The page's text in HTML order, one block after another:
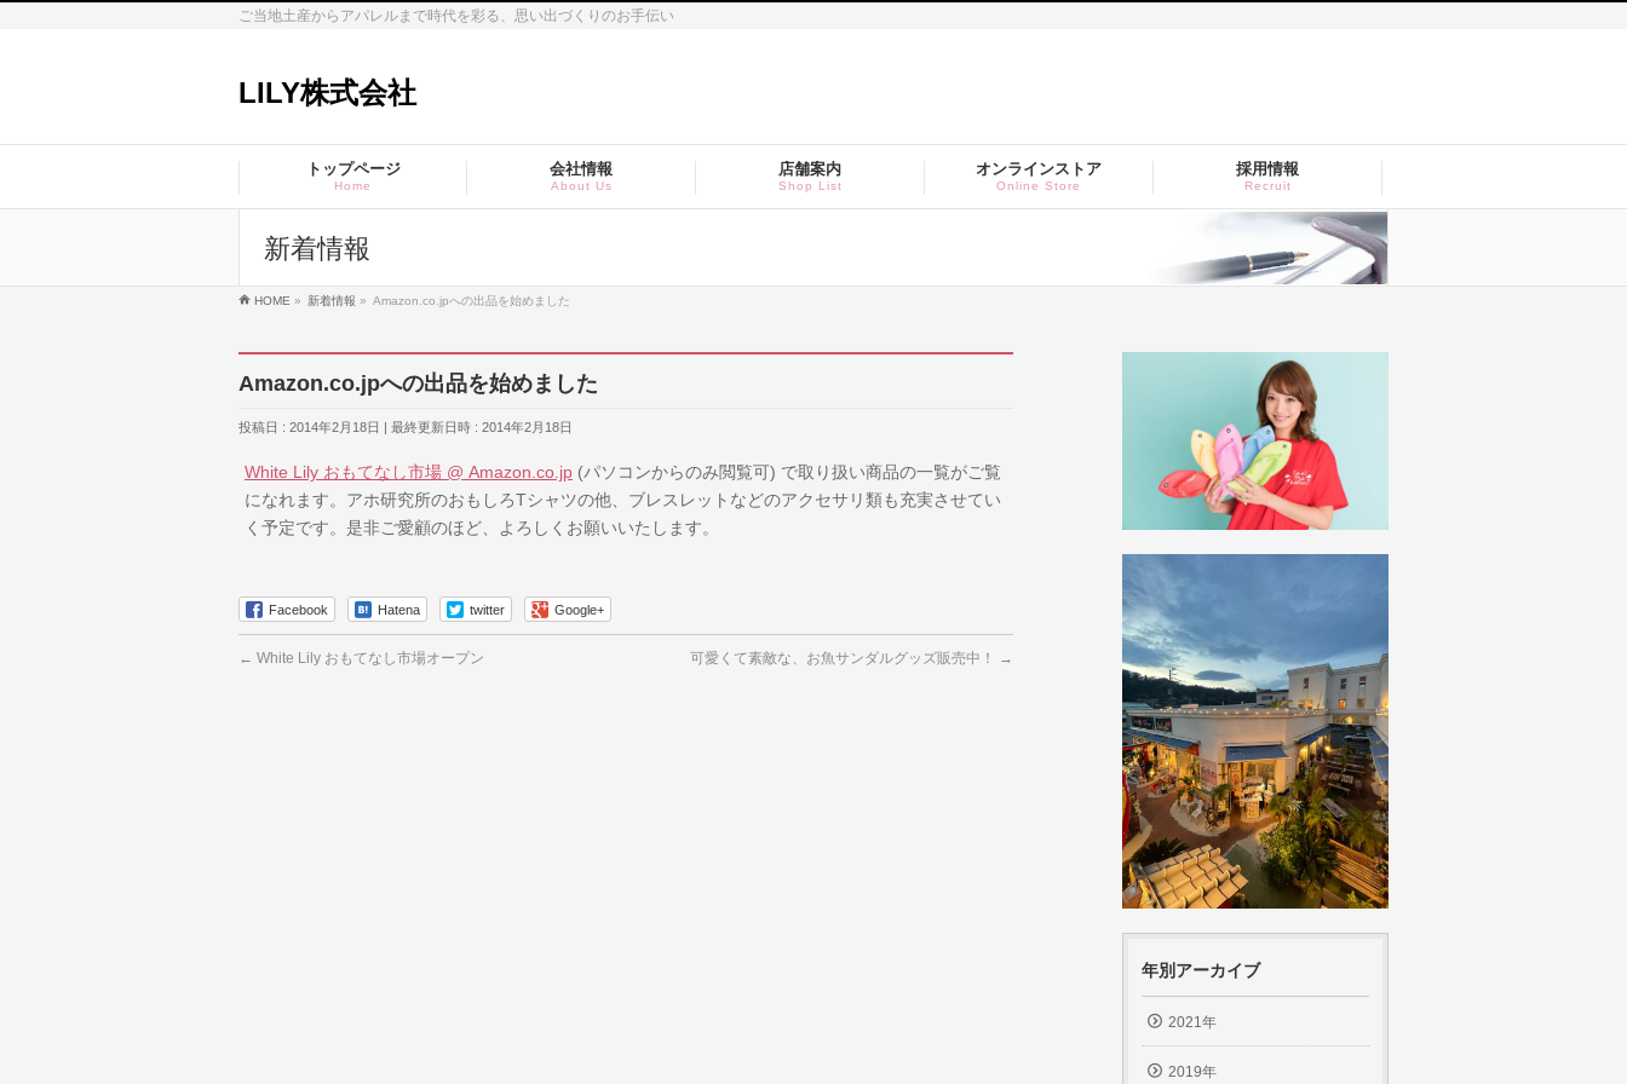
ご当地土産からアパレルまで時代を彩る、思い出づくりのお手伝い
LILY株式会社
トップページ
Home
会社情報
About Us
店舗案内
Shop List
オンラインストア
Online Store
採用情報
Recruit
新着情報
HOME » 新着情報 » Amazon.co.jpへの出品を始めました
Amazon.co.jpへの出品を始めました
投稿日 : 2014年2月18日 最終更新日時 : 2014年2月18日
White Lily おもてなし市場 @ Amazon.co.jp (パソコンからのみ閲覧可) で取り扱い商品の一覧がご覧
になれます。アホ研究所のおもしろTシャツの他、ブレスレットなどのアクセサリ類も充実させてい
く予定です。是非ご愛顧のほど、よろしくお願いいたします。
Facebook Hatena twitter Google+
← White Lily おもてなし市場オープン 可愛くて素敵な、お魚サンダルグッズ販売中！ →
年別アーカイブ
2021年
2019年